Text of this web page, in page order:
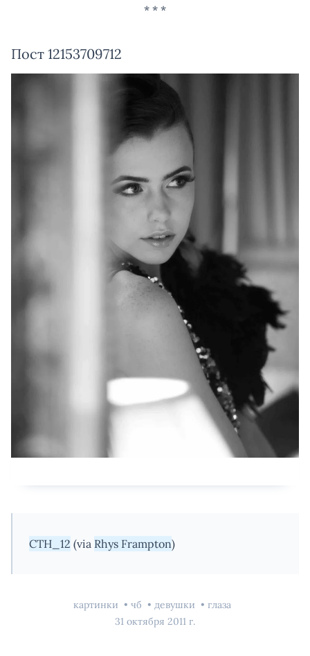
Пост 12153709712
CTH_12 (via Rhys Frampton)
картинки чб девушки
глаза
31 октября 2011 г.